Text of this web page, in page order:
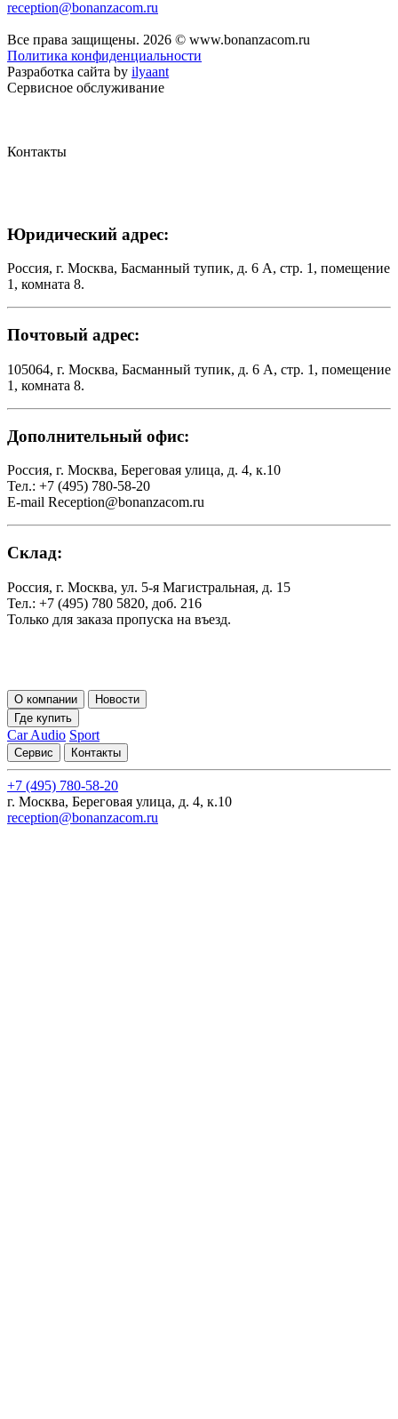
reception@bonanzacom.ru
Все права защищены. 2026 © www.bonanzacom.ru
Политика конфиденциальности
Разработка сайта by ilyaant
Сервисное обслуживание
Контакты
Юридический адрес:
Россия, г. Москва, Басманный тупик, д. 6 А, стр. 1, помещение
1, комната 8.
Почтовый адрес:
105064, г. Москва, Басманный тупик, д. 6 А, стр. 1, помещение
1, комната 8.
Дополнительный офис:
Россия, г. Москва, Береговая улица, д. 4, к.10
Тел.: +7 (495) 780-58-20
E-mail Reception@bonanzacom.ru
Склад:
Россия, г. Москва, ул. 5-я Магистральная, д. 15
Тел.: +7 (495) 780 5820, доб. 216
Только для заказа пропуска на въезд.
О компании
Новости
Где купить
Car Audio Sport
Сервис Контакты
+7 (495) 780-58-20
г. Москва, Береговая улица, д. 4, к.10
reception@bonanzacom.ru